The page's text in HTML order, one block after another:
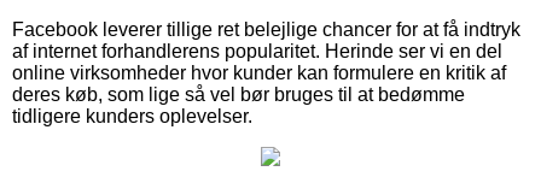
Facebook leverer tillige ret belejlige chancer for at få indtryk
af internet forhandlerens popularitet. Herinde ser vi en del
online virksomheder hvor kunder kan formulere en kritik af
deres køb, som lige så vel bør bruges til at bedømme
tidligere kunders oplevelser.